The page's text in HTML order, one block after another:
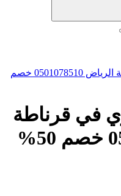
شركة تسليك مجاري في قرناطة الرياض 0501078510 خصم
في قرناطة
الرياض 0501078510 خصم 50%